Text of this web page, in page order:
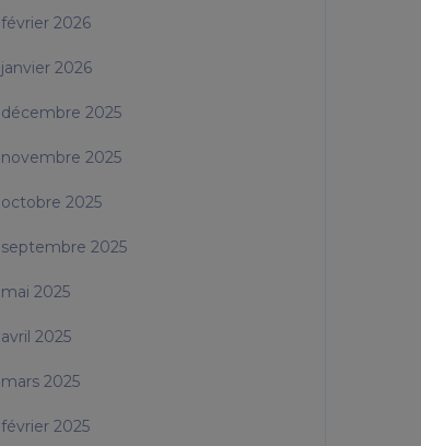
février 2026
janvier 2026
décembre 2025
novembre 2025
octobre 2025
septembre 2025
mai 2025
avril 2025
mars 2025
février 2025